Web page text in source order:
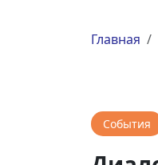
Главная
События